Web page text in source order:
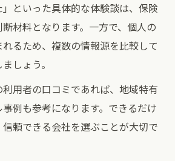
といった具体的な体験談は、保険
材料となります。一方で、個人の
るため、複数の情報源を比較して
しょう。
用者の口コミであれば、地域特有
例も参考になります。できるだけ
頼できる会社を選ぶことが大切で